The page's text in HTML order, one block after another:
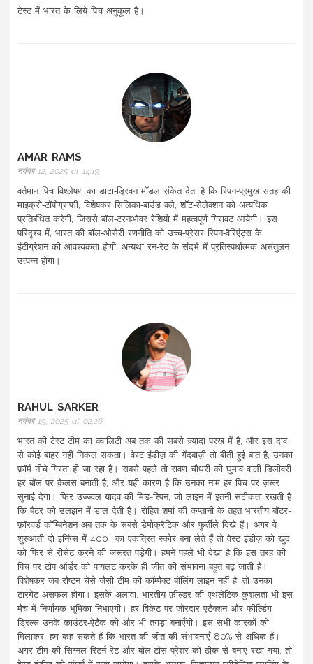
टेस्ट में भारत के लिये पिच अनुकूल है।
AMAR RAMS
नवंबर 12, 2025 at 14:19
वर्तमान पिच विश्लेषण का डाटा‑ड्रिवन मॉडल संकेत देता है कि स्पिन‑प्रमुख सतह की
माइक्रो‑टॉपोग्राफी, विशेषकर सिलिका‑बाउंड क्ले, शॉट‑सेलेक्शन को अत्यधिक
प्रतिबंधित करेगी, जिससे बॉल‑टरनओवर रेशियो में महत्वपूर्ण गिरावट आयेगी। इस
परिदृश्य में, भारत की बॉल‑ओसेरी रणनीति को उच्च‑प्रेसर स्पिन‑वैरिएंट्स के
इंटीग्रेशन की आवश्यकता होगी, अन्यथा रन‑रेट के संदर्भ में प्रतिस्पर्धात्मक असंतुलन
उत्पन्न होगा।
RAHUL SARKER
नवंबर 19, 2025 at 02:26
भारत की टेस्ट टीम का क्वालिटी अब तक की सबसे ज़्यादा परख में है, और इस दाव
से कोई बाहर नहीं निकल सकता। वेस्ट इंडीज़ की गेंदबाज़ी तो बीती हुई बात है, उनका
फ़ॉर्म नीचे गिरता ही जा रहा है। सबसे पहले तो रावण चौधरी की घुमाव वाली डिलीवरी
हर बॉल पर क़ेलस बनाती है, और यही कारण है कि उनका नाम हर पिच पर ज़रूर
सुनाई देगा। फिर उज्ज्वल यादव की मिड-स्पिन, जो लाइन में इतनी सटीकता रखती है
कि बैटर को उलझन में डाल देती है। रोहित शर्मा की कप्तानी के तहत भारतीय बॉटर-
फ़ॉरवर्ड कॉम्बिनेशन अब तक के सबसे डेमोक्रैटिक और फुर्तीले दिखे हैं। अगर वे
शुरुआती दो इनिंग्स में 400+ का एकत्रित स्कोर बना लेते हैं तो वेस्ट इंडीज़ को खुद
को फिर से रीसेट करने की जरूरत पड़ेगी। हमने पहले भी देखा है कि इस तरह की
पिच पर टॉप ऑर्डर को पायलट करके ही जीत की संभावना बहुत बढ़ जाती है।
विशेषकर जब रौष्टन चेसे जैसी टीम की कॉम्पैक्ट बॉलिंग लाइन नहीं है, तो उनका
टारगेट असफल होगा। इसके अलावा, भारतीय फ़ील्डर की एथलेटिक कुशलता भी इस
मैच में निर्णायक भूमिका निभाएगी। हर विकेट पर ज़ोरदार एटैक्शन और फील्डिंग
ड्रिल्स उनके काउंटर‑ऐटैक को और भी तगड़ा बनाएँगी। इस सभी कारकों को
मिलाकर, हम कह सकते हैं कि भारत की जीत की संभावनाएँ 80% से अधिक हैं।
अगर टीम की सिग्नल रिटर्न रेट और बॉल‑टॉस प्रेशर को ठीक से बनाए रखा गया, तो